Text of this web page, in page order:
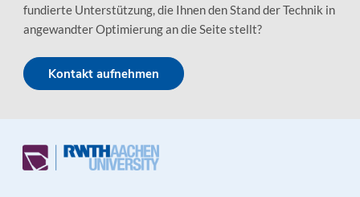
fundierte Unterstützung, die Ihnen den Stand der Technik in
angewandter Optimierung an die Seite stellt?
Kontakt aufnehmen